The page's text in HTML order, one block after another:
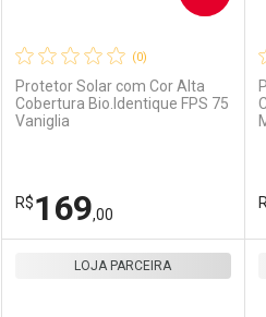
Ativar Desconto
Comprar sem Desconto
Por R$ 169,00/cada
Por R$ 169,00/cada
(0)
Protetor Solar com Cor Alta
Cobertura Bio.Identique FPS 75
Vaniglia
R$169,00
LOJA PARCEIRA